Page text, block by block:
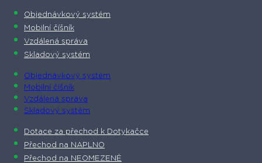
Objednávkový systém
Mobilní číšník
Vzdálená správa
Skladový systém
Objednávkový systém
Mobilní číšník
Vzdálená správa
Skladový systém
Dotace za přechod k Dotykačce
Přechod na NAPLNO
Přechod na NEOMEZENĚ